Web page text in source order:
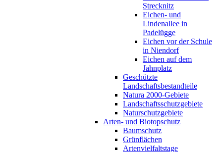
Strecknitz
Eichen- und
Lindenallee in
Padelügge
Eichen vor der Schule
in Niendorf
Eichen auf dem
Jahnplatz
Geschützte
Landschaftsbestandteile
Natura 2000-Gebiete
Landschaftsschutzgebiete
Naturschutzgebiete
Arten- und Biotopschutz
Baumschutz
Grünflächen
Artenvielfaltstage